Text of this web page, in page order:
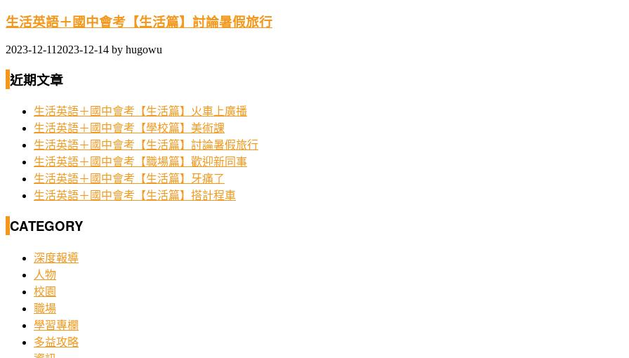
生活英語＋國中會考【生活篇】討論暑假旅行
2023-12-11 2023-12-14 by hugowu
近期文章
生活英語＋國中會考【生活篇】火車上廣播
生活英語＋國中會考【學校篇】美術課
生活英語＋國中會考【生活篇】討論暑假旅行
生活英語＋國中會考【職場篇】歡迎新同事
生活英語＋國中會考【生活篇】牙痛了
生活英語＋國中會考【生活篇】搭計程車
CATEGORY
深度報導
人物
校園
職場
學習專欄
多益攻略